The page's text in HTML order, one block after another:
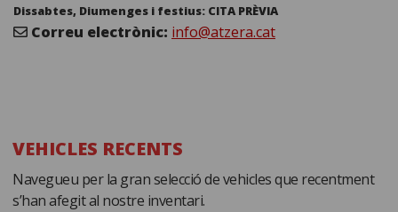
Dissabtes, Diumenges i festius: CITA PRÈVIA
Correu electrònic: info@atzera.cat
VEHICLES RECENTS
Navegueu per la gran selecció de vehicles que recentment
s’han afegit al nostre inventari.